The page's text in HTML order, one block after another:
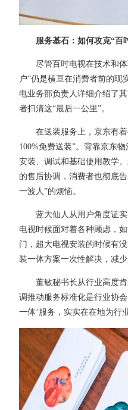
服务基石：如何攻克“百
尽管百吋电视在技术和体
户”仍是横亘在消费者前的现
电业务部负责人详细介绍了
者扫清这“最后一公里”。
在送装服务上，京东有着
100%免费送装”。背靠京东
安装、调试和基础使用教学
的售后协调，消费者也彻底
一波人”的烦恼。
蓝大仙人从用户角度证实
电视时候面对着各种顾虑，
门，超大电视安装的时候有
装一体方案一次性解决，减少
董敏秘书长从行业高度肯
调推动服务标准化是行业协
一体’服务，实实在在地为行